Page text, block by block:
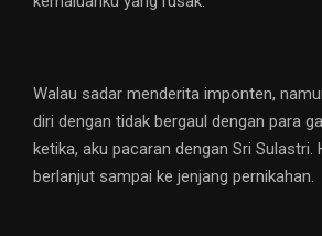
Walau sadar menderita imponten,
diri dengan tidak bergaul dengan para
ketika, aku pacaran dengan Sri Sulastri.
berlanjut sampai ke jenjang pernikahan.